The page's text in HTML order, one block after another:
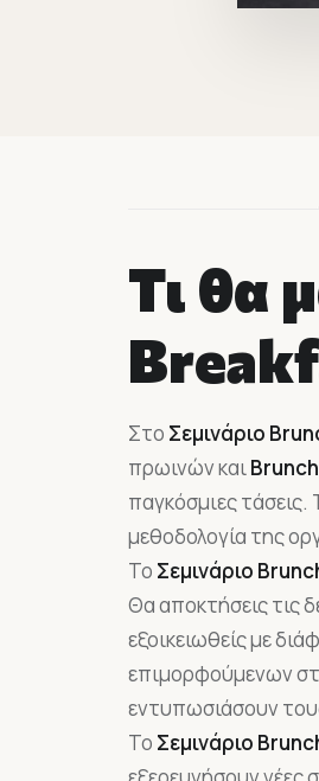
Τι θα
Στο Σεμινάριο
πρωινών καιBrunch
παγκόσμιες
μεθοδολογία της
Το Σεμινάριο
Θα αποκτήσεις τις
εξοικειωθείς με
επιμορφούμενων
εντυπωσιάσουν
Το Σεμινάριο